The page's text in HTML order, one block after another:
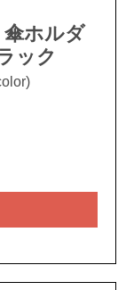
傘ホルダ
ック